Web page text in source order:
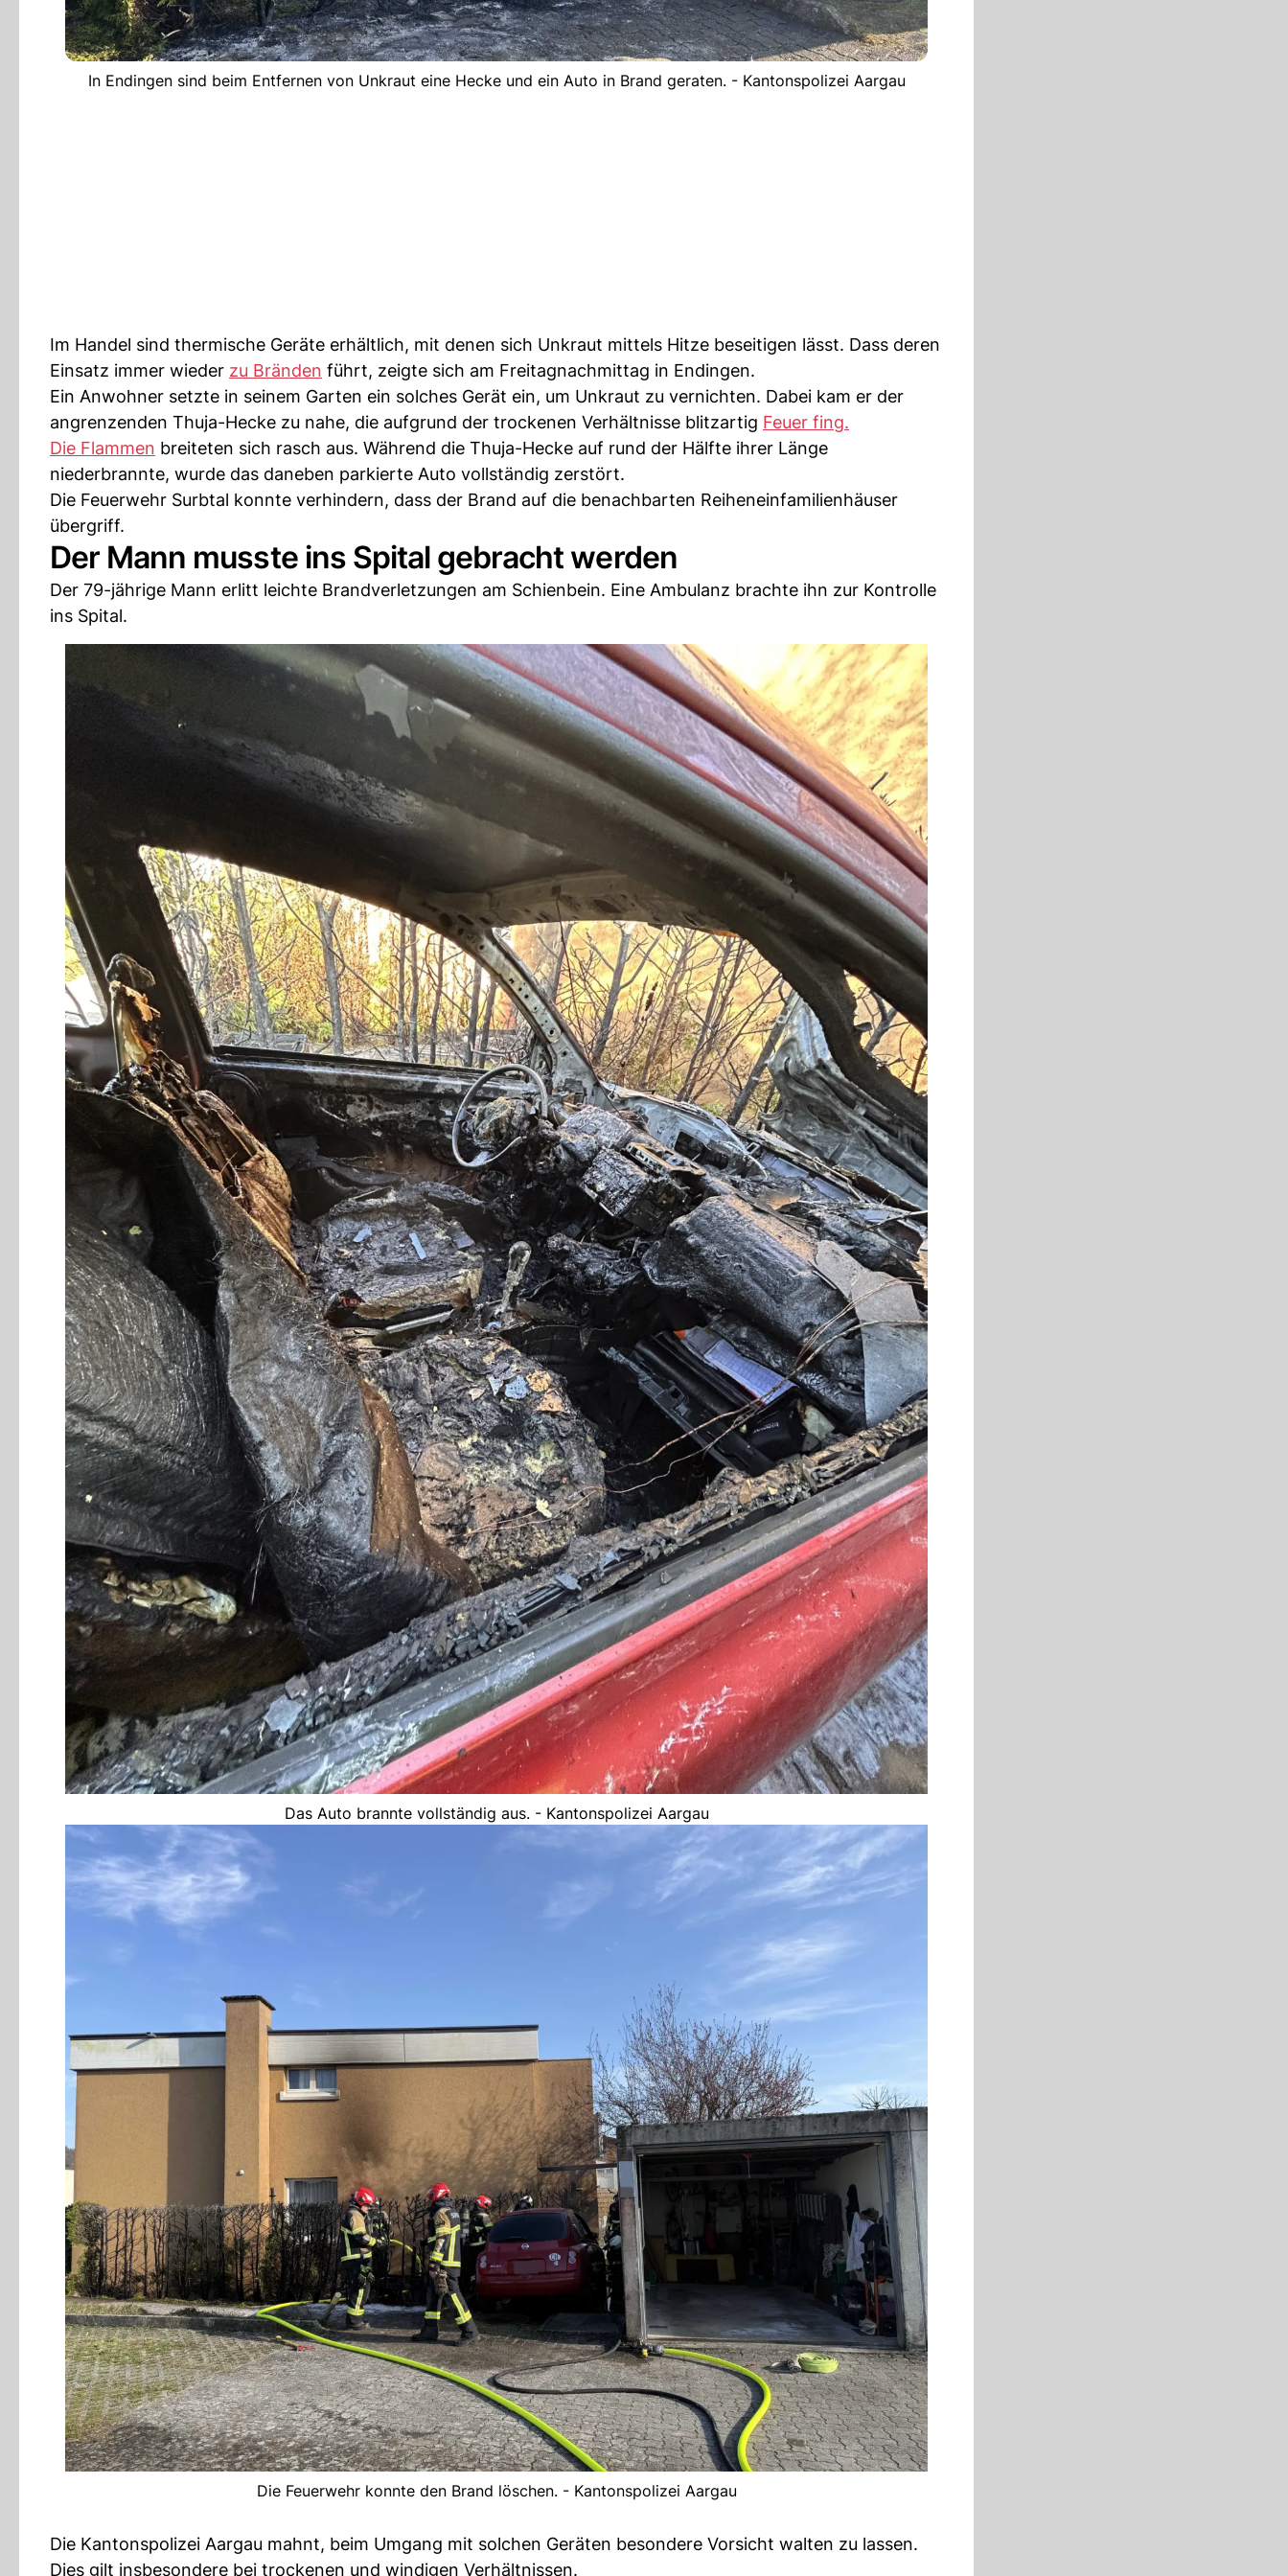
In Endingen sind beim Entfernen von Unkraut eine Hecke und ein Auto in Brand geraten. - Kantonspolizei Aargau
Im Handel sind thermische Geräte erhältlich, mit denen sich Unkraut mittels Hitze beseitigen lässt. Dass deren
Einsatz immer wieder zu Bränden führt, zeigte sich am Freitagnachmittag in Endingen.
Ein Anwohner setzte in seinem Garten ein solches Gerät ein, um Unkraut zu vernichten. Dabei kam er der
angrenzenden Thuja-Hecke zu nahe, die aufgrund der trockenen Verhältnisse blitzartig Feuer fing.
Die Flammen breiteten sich rasch aus. Während die Thuja-Hecke auf rund der Hälfte ihrer Länge
niederbrannte, wurde das daneben parkierte Auto vollständig zerstört.
Die Feuerwehr Surbtal konnte verhindern, dass der Brand auf die benachbarten Reiheneinfamilienhäuser
übergriff.
Der Mann musste ins Spital gebracht werden
Der 79-jährige Mann erlitt leichte Brandverletzungen am Schienbein. Eine Ambulanz brachte ihn zur Kontrolle
ins Spital.
Das Auto brannte vollständig aus. - Kantonspolizei Aargau
Die Feuerwehr konnte den Brand löschen. - Kantonspolizei Aargau
Die Kantonspolizei Aargau mahnt, beim Umgang mit solchen Geräten besondere Vorsicht walten zu lassen.
Dies gilt insbesondere bei trockenen und windigen Verhältnissen.